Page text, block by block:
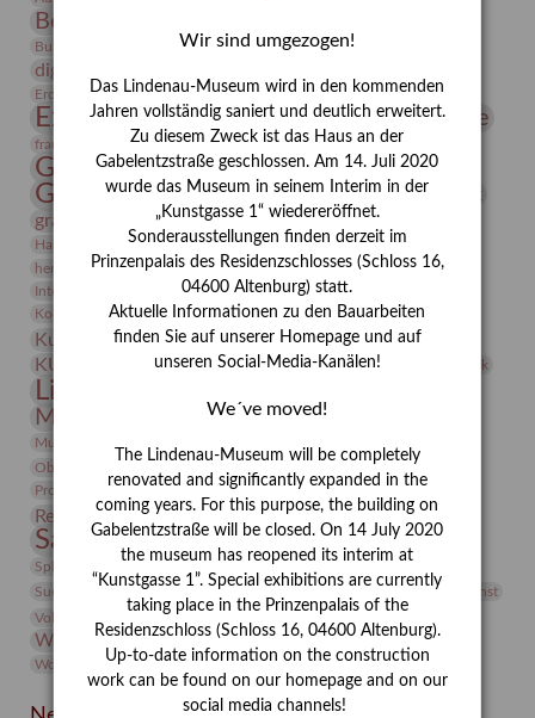
Bernhard August von Lindenau
Burg Posterstein Conrad Felixmüller Depot
digitallabor
Erdmann Julius Dietrich
Erlebnisportal estrusker Exlibris
Expressionismus Festrede Florenz Fotografie
frauen Frauen in der Antike und heute
Gerhard-Altenbourg-Preis
Gerhard Altenbourg
Gerhard Kurt Müller
grafische sammlung griechische Mythologie
Hanns-Conon von der Gabelentz Heinrich Kirchhoff Heldinnen
herman de vries Humboldt
Insekten
Integriertes Schädlingsmanagement
Italien Jahresempfang
Kolosseum
Kooperationsausstellung Korkmodelle Kunst
Kunstmuseum Kunstvermittlung Kunst von Kühl
KUNSTWAND Kurs Künstler Künstlerin Lehmbruck
Lindenau-Museum
Museumsgeschichte Museumsnacht
Museumspädagogik Natur
Objekt im Fokus
Phelloplastik
Pohlhof
Provenienz
Provenienzforschung
Restaurierung Rudi Lesser Ruth Wolf-Rehfeld
Sammlung Samstagszeichner Skulptur
Sonderausstellung
Sphinx
studio Studio Bildende Kunst
Suermondt-Ludwig-Museum
Vermittlung
Videokunst
Volontariat
Walter Rheiner Werefkin
Werkbetrachtung Winter Wissenschaft
Wolf and Dog
Wolf und Hund
Zirkuswoche
Wir sind umgezogen!
Das Lindenau-Museum wird in den kommenden
Jahren vollständig saniert und deutlich erweitert.
Zu diesem Zweck ist das Haus an der
Gabelentzstraße geschlossen. Am 14. Juli 2020
wurde das Museum in seinem Interim in der
„Kunstgasse 1“ wiedereröffnet.
Sonderausstellungen finden derzeit im
Prinzenpalais des Residenzschlosses (Schloss 16,
04600 Altenburg) statt.
Aktuelle Informationen zu den Bauarbeiten
finden Sie auf unserer Homepage und auf
unseren Social-Media-Kanälen!
We´ve moved!
The Lindenau-Museum will be completely
renovated and significantly expanded in the
coming years. For this purpose, the building on
Gabelentzstraße will be closed. On 14 July 2020
the museum has reopened its interim at
“Kunstgasse 1”. Special exhibitions are currently
taking place in the Prinzenpalais of the
Residenzschloss (Schloss 16, 04600 Altenburg).
Up-to-date information on the construction
work can be found on our homepage and on our
social media channels!